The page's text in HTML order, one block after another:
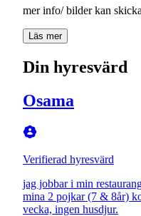
mer info/ bilder kan
Läs mer
Din hyresvärd
Osama
Verifierad hyresvärd
jag jobbar i min
mina 2 pojkar (7 & 8år)
vecka, ingen husdjur.